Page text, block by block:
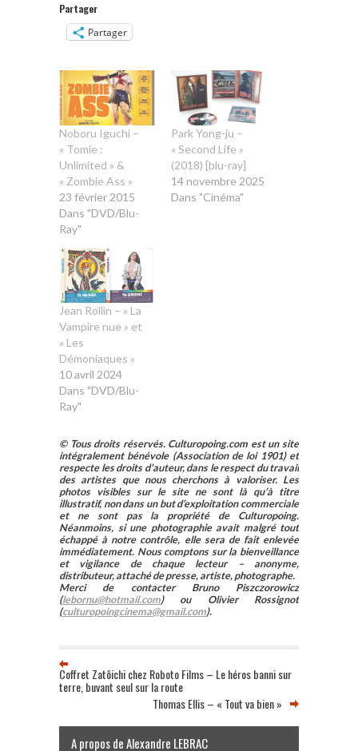
Partager
Partager
Noboru Iguchi –
« Tomie :
Unlimited » &
« Zombie Ass »
23 février 2015
Dans "DVD/Blu-
Ray"
Park Yong-ju –
« Second Life »
(2018) [blu-ray]
14 novembre 2025
Dans "Cinéma"
Jean Rollin – « La
Vampire nue » et
« Les
Démoniaques »
10 avril 2024
Dans "DVD/Blu-
Ray"
© Tous droits réservés. Culturopoing.com est un site
intégralement bénévole (Association de loi 1901) et
respecte les droits d’auteur, dans le respect du travail
des artistes que nous cherchons à valoriser. Les
photos visibles sur le site ne sont là qu’à titre
illustratif, non dans un but d’exploitation commerciale
et ne sont pas la propriété de Culturopoing.
Néanmoins, si une photographie avait malgré tout
échappé à notre contrôle, elle sera de fait enlevée
immédiatement. Nous comptons sur la bienveillance
et vigilance de chaque lecteur – anonyme,
distributeur, attaché de presse, artiste, photographe.
Merci de contacter Bruno Piszczorowicz
(lebornu@hotmail.com) ou Olivier Rossignot
(culturopoingcinema@gmail.com).
Coffret Zatôichi chez Roboto Films – Le héros banni sur
terre, buvant seul sur la route
Thomas Ellis – « Tout va bien »
A propos de Alexandre LEBRAC